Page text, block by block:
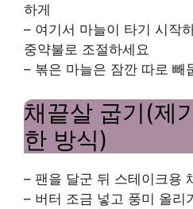
하게
– 여기서 마늘이 타기 시작
중약불로 조절하세요
– 볶은 마늘은 잠깐 따로 빼
채끝살 굽기(제
한 방식)
– 팬을 달군 뒤 스테이크용
– 버터 조금 넣고 풍미 올리